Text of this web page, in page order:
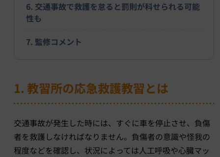
6. 交通事故で救護を怠ると罰則が科せられる可能
性も
7. 監修コメント
1. 教習所の応急救護教習とは
交通事故が発生した時には、すぐに車を停止させ、負傷
者を救護しなければなりません。負傷者の意識や怪我の
程度などを確認し、状況によっては人工呼吸や心臓マッ